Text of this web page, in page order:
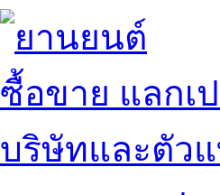
ซื้อขาย แลกเ
บริษัทและตัว